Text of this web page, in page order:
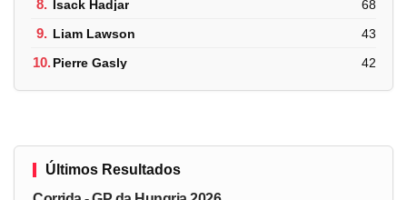
8. Isack Hadjar 68
9. Liam Lawson 43
10.Pierre Gasly 42
Últimos Resultados